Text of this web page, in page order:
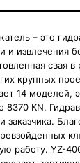
– это
и извлечения
свая
крупных
14 моделей,
8370 KN.
заказчика.
работу. YZ-